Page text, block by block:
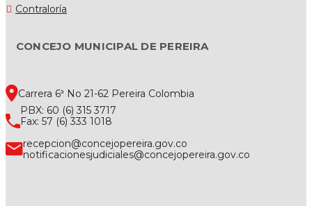
Contraloría
CONCEJO MUNICIPAL DE PEREIRA
Carrera 6ª No 21-62 Pereira Colombia
PBX: 60 (6) 315 3717
Fax: 57 (6) 333 1018
recepcion@concejopereira.gov.co
notificacionesjudiciales@concejopereira.gov.co